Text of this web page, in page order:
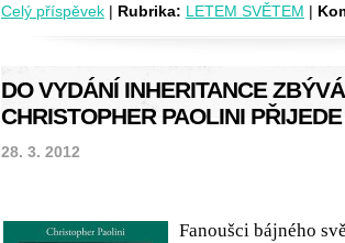
Celý příspěvek | Rubrika: LETEM SVĚTEM |
DO VYDÁNÍ INHERITANCE
CHRISTOPHER PAOLINI
28. 3. 2012
Fanoušci bájného